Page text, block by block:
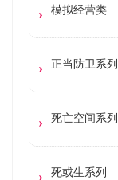
模拟经营类
正当防卫系列
死亡空间系列
死或生系列